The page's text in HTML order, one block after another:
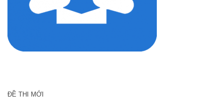
ĐỀ THI MỚI